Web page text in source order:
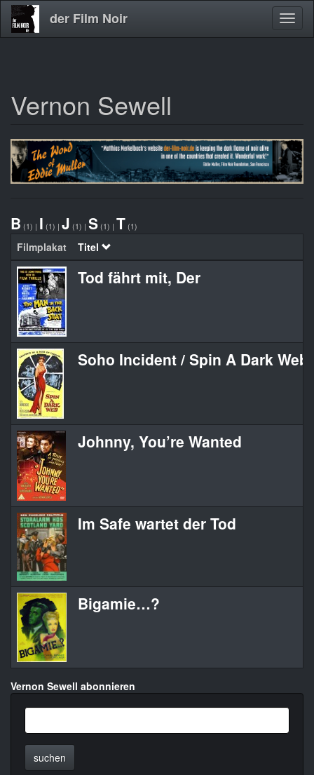
Direkt
zum
der Film Noir
Vernon Sewell
B (1) | I (1) | J (1) | S (1) | T (1)
Filmplakat Titel
Tod fährt mit, Der
Soho Incident / Spin A Dark Web
Johnny, You’re Wanted
Im Safe wartet der Tod
Bigamie…?
Vernon Sewell abonnieren
suchen